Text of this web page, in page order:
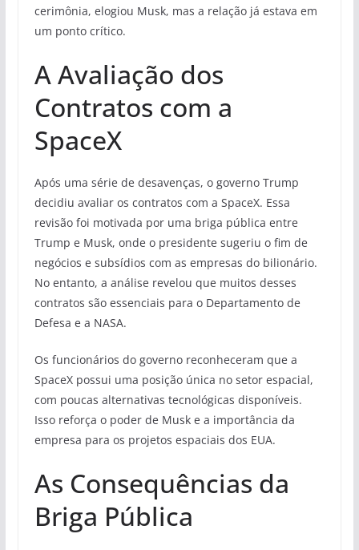
cerimônia, elogiou Musk, mas a relação já estava em
um ponto crítico.
A Avaliação dos
Contratos com a
SpaceX
Após uma série de desavenças, o governo Trump
decidiu avaliar os contratos com a SpaceX. Essa
revisão foi motivada por uma briga pública entre
Trump e Musk, onde o presidente sugeriu o fim de
negócios e subsídios com as empresas do bilionário.
No entanto, a análise revelou que muitos desses
contratos são essenciais para o Departamento de
Defesa e a NASA.
Os funcionários do governo reconheceram que a
SpaceX possui uma posição única no setor espacial,
com poucas alternativas tecnológicas disponíveis.
Isso reforça o poder de Musk e a importância da
empresa para os projetos espaciais dos EUA.
As Consequências da
Briga Pública